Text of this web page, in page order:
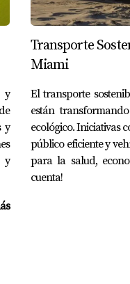
que ganes; también
vida, es crucial
tu presupuesto
en contactar a
por hora; sin
y
y
y
Transporte
Miami
El transporte
están
ecológico. Iniciativas
público eficiente y
para la salud,
cuenta!